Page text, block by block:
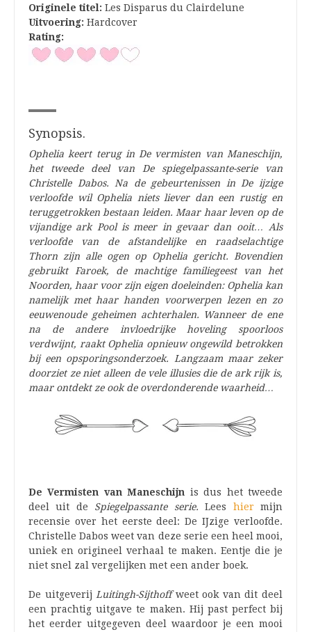
Originele titel: Les Disparus du Clairdelune
Uitvoering: Hardcover
Rating:
Synopsis.
Ophelia keert terug in De vermisten van Maneschijn,
het tweede deel van De spiegelpassante-serie van
Christelle Dabos. Na de gebeurtenissen in De ijzige
verloofde wil Ophelia niets liever dan een rustig en
teruggetrokken bestaan leiden. Maar haar leven op de
vijandige ark Pool is meer in gevaar dan ooit… Als
verloofde van de afstandelijke en raadselachtige
Thorn zijn alle ogen op Ophelia gericht. Bovendien
gebruikt Faroek, de machtige familiegeest van het
Noorden, haar voor zijn eigen doeleinden: Ophelia kan
namelijk met haar handen voorwerpen lezen en zo
eeuwenoude geheimen achterhalen. Wanneer de ene
na de andere invloedrijke hoveling spoorloos
verdwijnt, raakt Ophelia opnieuw ongewild betrokken
bij een opsporingsonderzoek. Langzaam maar zeker
doorziet ze niet alleen de vele illusies die de ark rijk is,
maar ontdekt ze ook de overdonderende waarheid…
De Vermisten van Maneschijn is dus het tweede
deel uit de Spiegelpassante serie.Lees hier mijn
recensie over het eerste deel: De IJzige verloofde.
Christelle Dabos weet van deze serie een heel mooi,
uniek en origineel verhaal te maken. Eentje die je
niet snel zal vergelijken met een ander boek.
De uitgeverijLuitingh-Sijthoffweet ook van dit deel
een prachtig uitgave te maken. Hij past perfect bij
het eerder uitgegeven deel waardoor je een mooi